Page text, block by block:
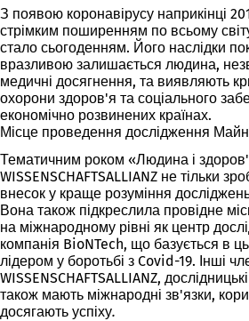
З появою коронавірусу наприкінці
стрімким поширенням по всьому
стало сьогоденням. Його наслідки
вразливою залишається людина,
медичні досягнення, та виявляють
охорони здоров'я та соціального
економічно розвинених країнах.
Місце проведення дослідження
Тематичним роком «Людина і
WISSENSCHAFTSALLIANZ не тільки
внесок у краще розуміння
Вона також підкреслила провідне
на міжнародному рівні як центр
компанія BioNTech, що базується в
лідером у боротьбі з Covid-19. Інші
WISSENSCHAFTSALLIANZ,
також мають міжнародні зв'язки,
досягають успіху.